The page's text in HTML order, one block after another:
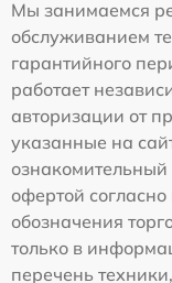
Мы занимаемся
обслуживанием
гарантийного
работает
авторизации от
указанные на
офертой
обозначения
только в
перечень